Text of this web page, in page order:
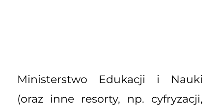
Ministerstwo Edukacji i Nauki
(oraz inne resorty, np. cyfryzacji,